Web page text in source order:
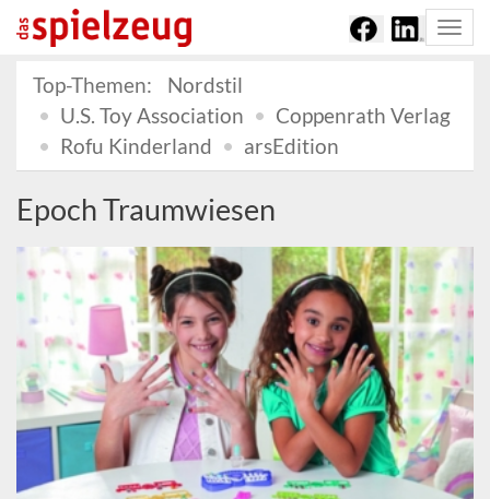
Top-Themen:
Nordstil
U.S. Toy Association
Coppenrath Verlag
Rofu Kinderland
arsEdition
Epoch Traumwiesen